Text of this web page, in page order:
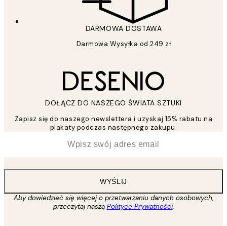
DARMOWA DOSTAWA
Darmowa Wysyłka od 249 zł
DOŁĄCZ DO NASZEGO ŚWIATA SZTUKI
Zapisz się do naszego newslettera i uzyskaj 15% rabatu na
plakaty podczas następnego zakupu.
WYŚLIJ
Aby dowiedzieć się więcej o przetwarzaniu danych osobowych,
przeczytaj naszą Polityce Prywatności.